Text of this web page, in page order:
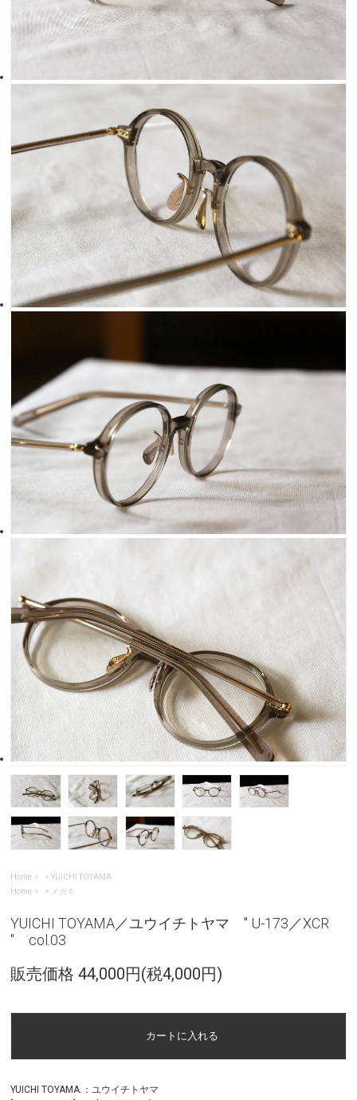
Home >YUICHI TOYAMA
Home
> メガネ
YUICHI TOYAMA／ユウイチトヤマ " U-173／XCR
" col.03
販売価格 44,000円(税4,000円)
YUICHI TOYAMA.：ユウイチトヤマ